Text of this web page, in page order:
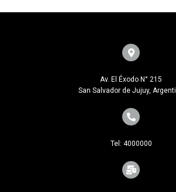
Av. El Éxodo N° 215
San Salvador de Jujuy,
Tel: 4000000